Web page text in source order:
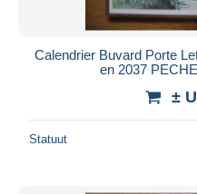
Calendrier Buvard Porte
en 2037
±
Statuut